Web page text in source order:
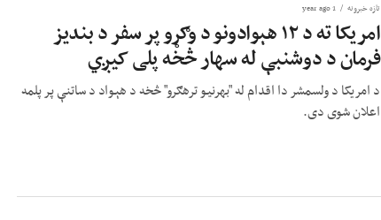
تازه خبرونه 1 year ago
امریکا ته د ۱۲ هېوادونو د وګړو پر سفر د بندیز
فرمان د دوشنبې له سهار څخه پلی کیږي
د امریکا د ولسمشر دا اقدام له "بهرنيو ترهګرو" څخه د هېواد د ساتنې پر پلمه
اعلان شوی دی.